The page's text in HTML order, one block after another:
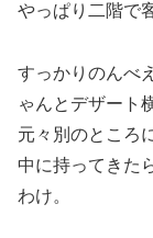
やっぱり二階で
すっかりのんべ
ゃんとデザート
元々別のところ
中に持ってきた
わけ。